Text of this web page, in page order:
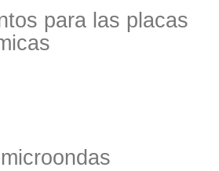
para las placas